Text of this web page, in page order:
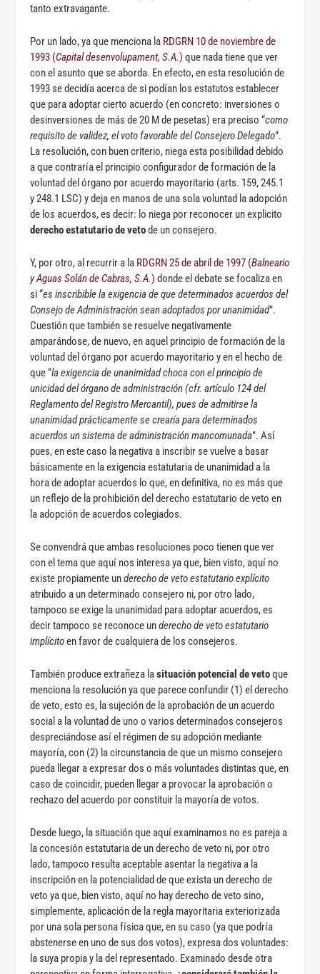
tanto extravagante.
Por un lado, ya que menciona la RDGRN 10 de noviembre de
1993 (Capital desenvolupament, S.A.) que nada tiene que ver
con el asunto que se aborda. En efecto, en esta resolución de
1993 se decidía acerca de si podían los estatutos establecer
que para adoptar cierto acuerdo (en concreto: inversiones o
desinversiones de más de 20 M de pesetas) era preciso “como
requisito de validez, el voto favorable del ConsejeroDelegado”.
La resolución, con buen criterio, niega esta posibilidad debido
a que contraría el principio configurador de formación de la
voluntad del órgano por acuerdo mayoritario (arts. 159, 245.1
y 248.1 LSC) y deja en manos de una sola voluntad la adopción
de los acuerdos, es decir: lo niega por reconocer un explicito
derecho estatutario de vetode un consejero.
Y, por otro, al recurrir a la RDGRN 25 de abril de 1997 (Balneario
y Aguas Solán de Cabras, S.A.) donde el debate se focaliza en
si “es inscribible la exigencia de que determinados acuerdos del
Consejo de Administración sean adoptados por unanimidad”.
Cuestión que también se resuelve negativamente
amparándose, de nuevo, en aquel principio de formación de la
voluntad del órgano por acuerdo mayoritario y en el hecho de
que “la exigencia de unanimidad choca con el principio de
unicidad del órgano de administración (cfr. artículo 124 del
Reglamento del Registro Mercantil), pues de admitirse la
unanimidad prácticamente se crearía para determinados
acuerdos un sistema de administración mancomunada”. Así
pues, en este caso la negativa a inscribir se vuelve a basar
básicamente en la exigencia estatutaria de unanimidad a la
hora de adoptar acuerdos lo que, en definitiva, no es más que
un reflejo de la prohibición del derecho estatutario de veto en
la adopción de acuerdos colegiados.
Se convendrá que ambas resoluciones poco tienen que ver
con el tema que aquí nos interesa ya que, bien visto, aquí no
existe propiamente underecho de veto estatutario explícito
atribuido a un determinado consejero ni, por otro lado,
tampoco se exige la unanimidad para adoptar acuerdos, es
decir tampoco se reconoce underecho de veto estatutario
implícitoen favor de cualquiera de los consejeros.
También produce extrañeza lasituación potencial de vetoque
menciona la resolución ya que parece confundir (1) el derecho
de veto, esto es, la sujeción de la aprobación de un acuerdo
social a la voluntad de uno o varios determinados consejeros
despreciándose así el régimen de su adopción mediante
mayoría, con (2) la circunstancia de que un mismo consejero
pueda llegar a expresar dos o más voluntades distintas que, en
caso de coincidir, pueden llegar a provocar la aprobación o
rechazo del acuerdo por constituir la mayoría de votos.
Desde luego, la situación que aquí examinamos no es pareja a
la concesión estatutaria de un derecho de veto ni, por otro
lado, tampoco resulta aceptable asentar la negativa a la
inscripción en la potencialidad de que exista un derecho de
veto ya que, bien visto, aquí no hay derecho de veto sino,
simplemente, aplicación de la regla mayoritaria exteriorizada
por una sola persona física que, en su caso (ya que podría
abstenerse en uno de sus dos votos), expresa dos voluntades:
la suya propia y la del representado. Examinado desde otra